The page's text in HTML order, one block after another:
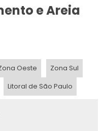
e Areia
Oeste
Zona Sul
Litoral de São Paulo